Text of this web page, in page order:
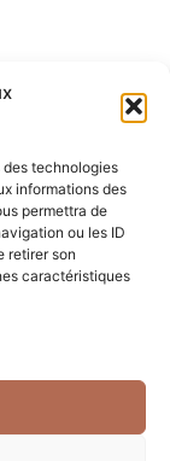
des technologies
informations des
permettra de
ou les ID
retirer son
caractéristiques